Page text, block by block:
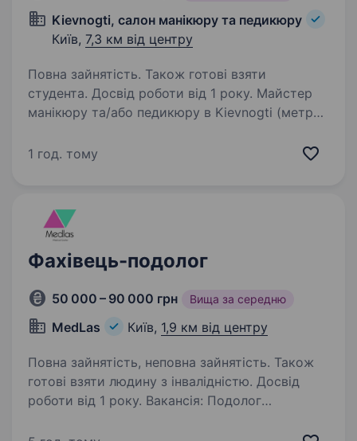
Kievnogti, салон манікюру та педикюру
Київ, 7,3 км від центру
Повна зайнятість. Також готові взяти
студента. Досвід роботи від 1 року. Майстер
манікюру та/або педикюру в Kievnogti (метро
майстра! Шукаємо фахівця, який стабільний
Kievnogti…
1 год. тому
Фахівець-подолог
50 000 – 90 000 грн Вища за середню
MedLas Київ, 1,9 км від центру
Повна зайнятість, неповна зайнятість. Також
готові взяти людину з інвалідністю. Досвід
роботи від 1 року. Вакансія: Подолог